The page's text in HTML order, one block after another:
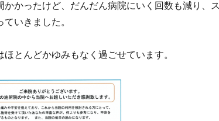
かかったけど、だんだん病院にいく回数も減り、
ていきました。
ほとんどかゆみもなく過ごせています。